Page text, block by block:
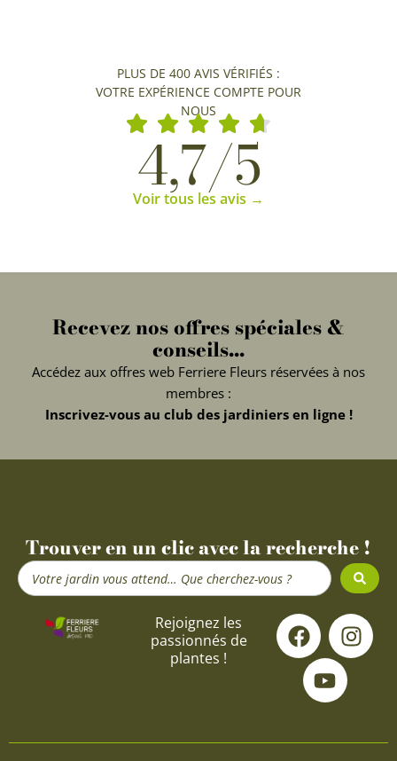
PLUS DE 400 AVIS VÉRIFIÉS :
VOTRE EXPÉRIENCE COMPTE POUR
NOUS
4,7/5
Voir tous les avis →
Recevez nos offres spéciales &
conseils...
Accédez aux offres web Ferriere Fleurs réservées à nos
membres :
Inscrivez-vous au club des jardiniers en ligne !
Trouver en un clic avec la recherche !
Search
...
Rejoignez les
passionnés de
plantes !
F
a
c
e
o
I
n
s
g
Y
o
u
t
u
b